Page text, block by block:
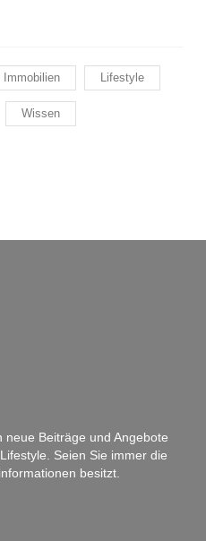
Immobilien Lifestyle
Wissen
Beiträge und Angebote
Seien Sie immer die
besitzt.